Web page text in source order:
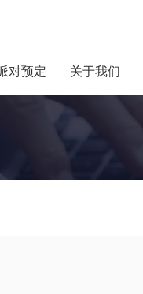
对预定 关于我们